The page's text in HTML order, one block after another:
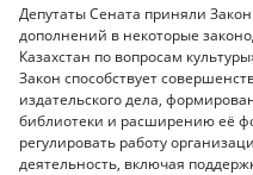
Депутаты Сената приняли
дополнений в некоторые
Казахстан по вопросам
Закон способствует
издательского дела,
библиотеки и расширению её
регулировать работу
деятельность, включая